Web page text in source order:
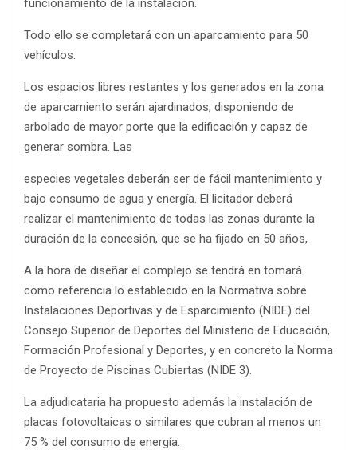
funcionamiento de la instalación.
Todo ello se completará con un aparcamiento para 50
vehículos.
Los espacios libres restantes y los generados en la zona
de aparcamiento serán ajardinados, disponiendo de
arbolado de mayor porte que la edificación y capaz de
generar sombra. Las
especies vegetales deberán ser de fácil mantenimiento y
bajo consumo de agua y energía. El licitador deberá
realizar el mantenimiento de todas las zonas durante la
duración de la concesión, que se ha fijado en 50 años,
A la hora de diseñar el complejo se tendrá en tomará
como referencia lo establecido en la Normativa sobre
Instalaciones Deportivas y de Esparcimiento (NIDE) del
Consejo Superior de Deportes del Ministerio de Educación,
Formación Profesional y Deportes, y en concreto la Norma
de Proyecto de Piscinas Cubiertas (NIDE 3).
La adjudicataria ha propuesto además la instalación de
placas fotovoltaicas o similares que cubran al menos un
75 % del consumo de energía.